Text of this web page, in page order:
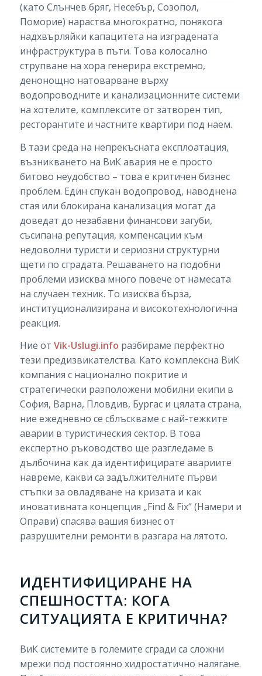
(като Слънчев бряг, Несебър, Созопол,
Поморие) нараства многократно, понякога
надхвърляйки капацитета на изградената
инфраструктура в пъти. Това колосално
струпване на хора генерира екстремно,
денонощно натоварване върху
водопроводните и канализационните системи
на хотелите, комплексите от затворен тип,
ресторантите и частните квартири под наем.
В тази среда на непрекъсната експлоатация,
възникването на ВиК авария не е просто
битово неудобство – това е критичен бизнес
проблем. Един спукан водопровод, наводнена
стая или блокирана канализация могат да
доведат до незабавни финансови загуби,
съсипана репутация, компенсации към
недоволни туристи и сериозни структурни
щети по сградата. Решаването на подобни
проблеми изисква много повече от намесата
на случаен техник. То изисква бърза,
институционализирана и високотехнологична
реакция.
Ние от Vik-Uslugi.info разбираме перфектно
тези предизвикателства. Като комплексна ВиК
компания с национално покритие и
стратегически разположени мобилни екипи в
София, Варна, Пловдив, Бургас и цялата страна,
ние ежедневно се сблъскваме с най-тежките
аварии в туристическия сектор. В това
експертно ръководство ще разгледаме в
дълбочина как да идентифицирате авариите
навреме, какви са задължителните първи
стъпки за овладяване на кризата и как
иновативната концепция „Find & Fix“ (Намери и
Оправи) спасява вашия бизнес от
разрушителни ремонти в разгара на лятото.
ИДЕНТИФИЦИРАНЕ НА
СПЕШНОСТТА: КОГА
СИТУАЦИЯТА Е КРИТИЧНА?
ВиК системите в големите сгради са сложни
мрежи под постоянно хидростатично налягане.